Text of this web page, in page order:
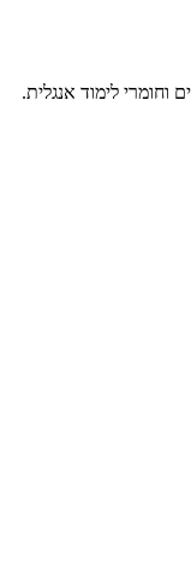
וחומרי לימוד אנגלית.